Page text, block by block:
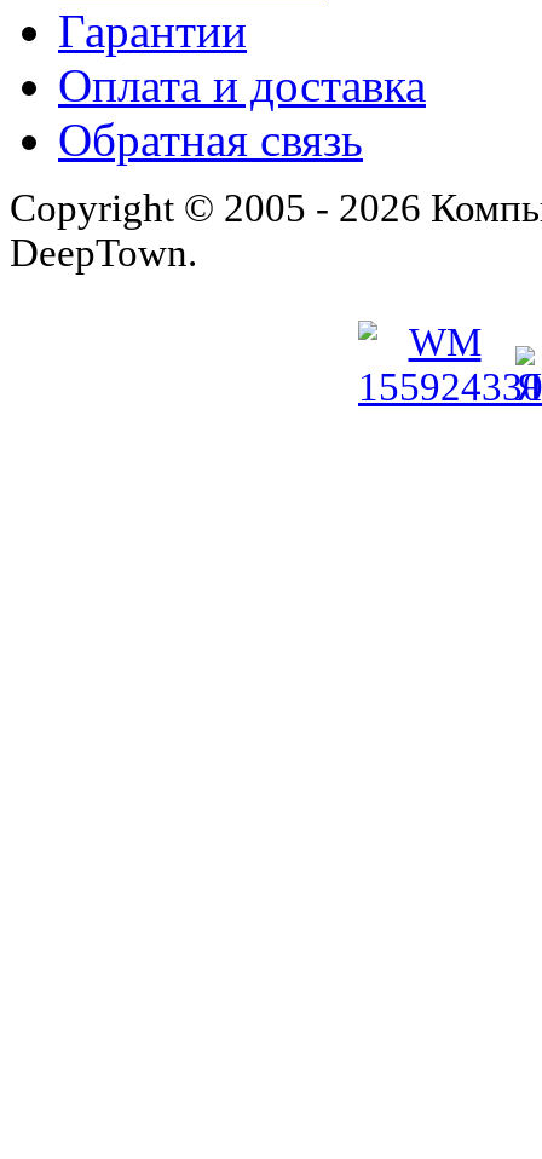
Гарантии
Оплата и доставка
Обратная связь
Copyright © 2005 - 2026
DeepTown.